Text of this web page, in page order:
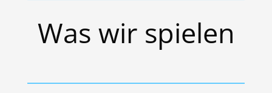
Was wir spielen